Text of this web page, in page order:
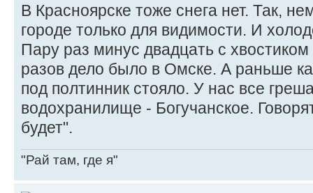
В Красноярске тоже снега нет. Так,
городе только для видимости. И
Пару раз минус двадцать с
разов дело было в Омске. А раньше
под полтинник стояло. У нас все
водохранилище - Богучанское.
будет".
"Рай там, где я"